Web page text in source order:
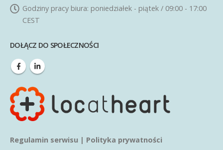
Godziny pracy biura: poniedziałek - piątek / 09:00 - 17:00
CEST
DOŁĄCZ DO SPOŁECZNOŚCI
Regulamin serwisu | Polityka prywatności